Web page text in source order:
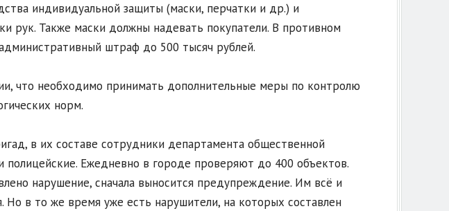
индивидуальной защиты (маски, перчатки и др.) и
рук. Также маски должны надевать покупатели. В противном
штраф до 500 тысяч рублей.
что необходимо принимать дополнительные меры по контролю
норм.
в их составе сотрудники департамента общественной
полицейские. Ежедневно в городе проверяют до 400 объектов.
нарушение, сначала выносится предупреждение. Им всё и
Но в то же время уже есть нарушители, на которых составлен